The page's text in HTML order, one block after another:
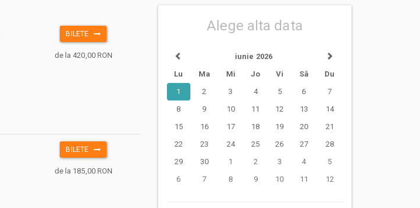
BILETE
de la 420,00 RON
BILETE
de la 185,00 RON
Alege alta data
iunie 2026
Lu
Ma Mi Jo Vi Sâ
Du
1
2 3 4 5 6
7
8
9 10 11 12 13
14
15
16 17 18 19 20
21
22
23 24 25 26 27
28
29
30 1 2 3 4
5
6
7 8 9 10 11 12